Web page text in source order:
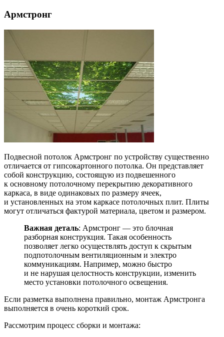
Армстронг
Подвесной потолок Армстронг по устройству существенно
отличается от гипсокартонного потолка. Он представляет
собой конструкцию, состоящую из подвешенного
к основному потолочному перекрытию декоративного
каркаса, в виде одинаковых по размеру ячеек,
и установленных на этом каркасе потолочных плит. Плиты
могут отличаться фактурой материала, цветом и размером.
Важная деталь: Армстронг — это блочная
разборная конструкция. Такая особенность
позволяет легко осуществлять доступ к скрытым
подпотолочным вентиляционным и электро
коммуникациям. Например, можно быстро
и не нарушая целостность конструкции, изменить
место установки потолочного освещения.
Если разметка выполнена правильно, монтаж Армстронга
выполняется в очень короткий срок.
Рассмотрим процесс сборки и монтажа: